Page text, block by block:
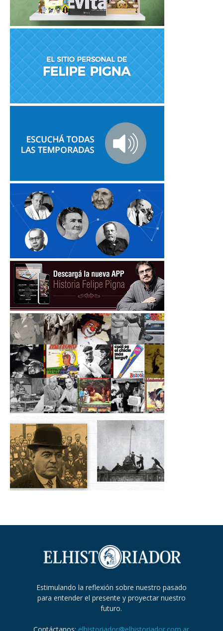
Estimulando la reflexión sobre nuestro pasado
para entender el presente y proyectar nuestro
futuro.
Contáctanos: elhistoriador@elhistoriador.com.ar